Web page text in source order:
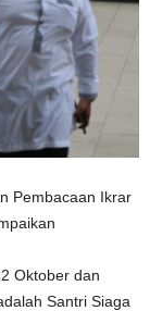
Pembacaan Ikrar
Oktober dan
Santri Siaga